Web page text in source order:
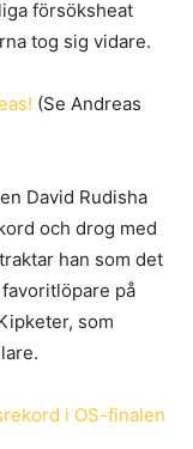
försöksheat
tog sig vidare.
(Se Andreas
David Rudisha
och drog med
han som det
på
som
i OS-finalen